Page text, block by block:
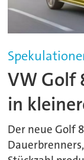
VW Golf
in
Der neue Golf